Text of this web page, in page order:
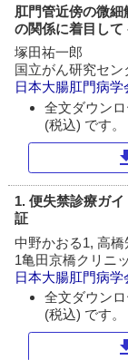
肛門管近傍の微
の関係に着目して
塚田祐一郎
国立がん研究セ
日本大腸肛門病学
全文ダウン
(税込) です。
1. 便失禁診療ガ
証
中野かおる1, 高
1亀田京橋クリニ
日本大腸肛門病学
全文ダウン
(税込) です。